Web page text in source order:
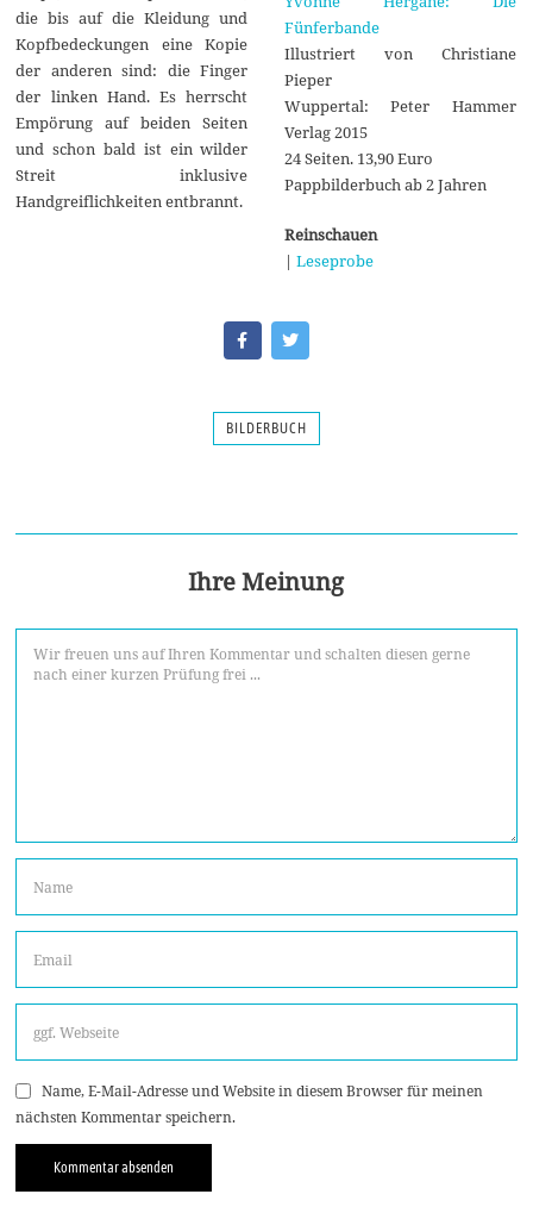
die bis auf die Kleidung und
Kopfbedeckungen eine Kopie
der anderen sind: die Finger
der linken Hand. Es herrscht
Empörung auf beiden Seiten
und schon bald ist ein wilder
Streit inklusive
Handgreiflichkeiten entbrannt.
Fünferbande
Illustriert von Christiane
Pieper
Wuppertal: Peter Hammer
Verlag 2015
24 Seiten. 13,90 Euro
Pappbilderbuch ab 2 Jahren
Reinschauen
| Leseprobe
BILDERBUCH
Ihre Meinung
Name, E-Mail-Adresse und Website in diesem Browser für meinen
nächsten Kommentar speichern.